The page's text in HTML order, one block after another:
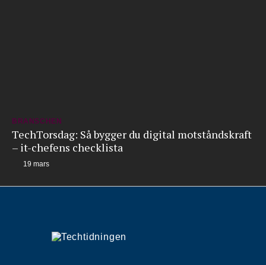
BRANSCHEN
TechTorsdag: Så bygger du digital motståndskraft
– it-chefens checklista
19 mars